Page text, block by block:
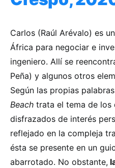
Carlos (Raúl Arévalo) es
África para negociar e
ingeniero. Allí se
Peña) y algunos otros
Según las propias
Beach trata el tema de los
disfrazados de interés
reflejado en la compleja
ésta se presente en un
abarrotado. No obstante,